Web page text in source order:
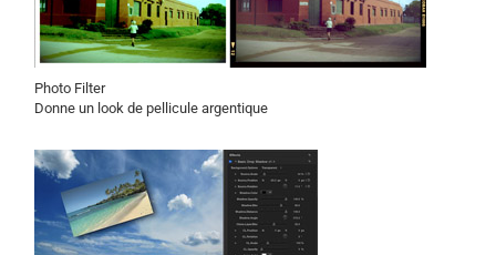
Photo Filter
Donne un look de pellicule argentique